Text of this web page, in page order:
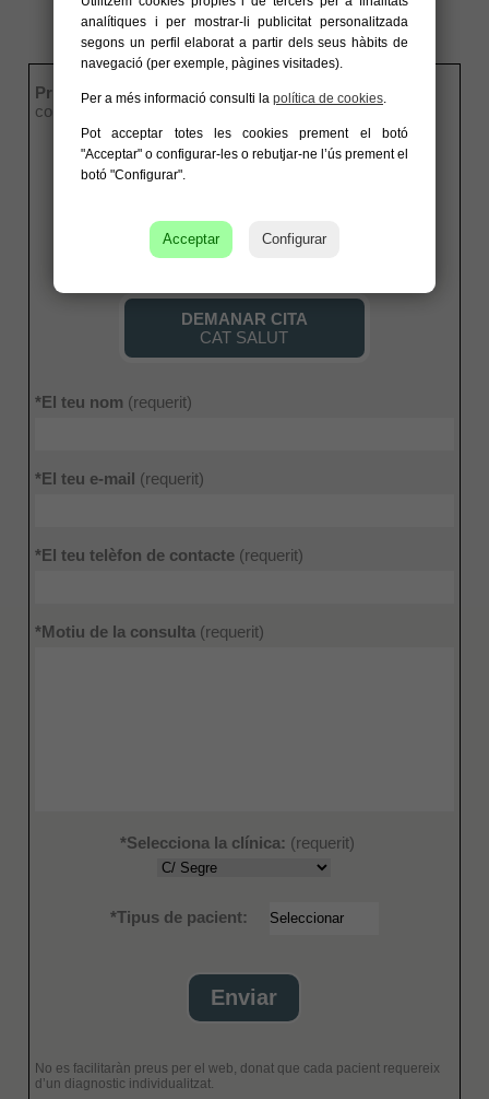
Primer de tot, seleccionar el Tipus de Pacient(en cas
contrari no es podrà enviar el correu):
DEMANAR CITA
DEMANAR CITA
MÚTUES
DEMANAR CITA
CAT SALUT
*El teu nom (requerit)
*El teu e-mail (requerit)
*El teu telèfon de contacte (requerit)
*Motiu de la consulta (requerit)
*Selecciona la clínica: (requerit)
*Tipus de pacient:
No es facilitaràn preus per el web, donat que cada pacient requereix
d’un diagnostic individualitzat.
analítiques i per mostrar-li publicitat personalitzada
segons un perfil elaborat a partir dels seus hàbits de
navegació (per exemple, pàgines visitades).
Per a més informació consulti la política de cookies.
Pot acceptar totes les cookies prement el botó
"Acceptar" o configurar-les o rebutjar-ne l’ús prement el
botó "Configurar".
Acceptar Configurar